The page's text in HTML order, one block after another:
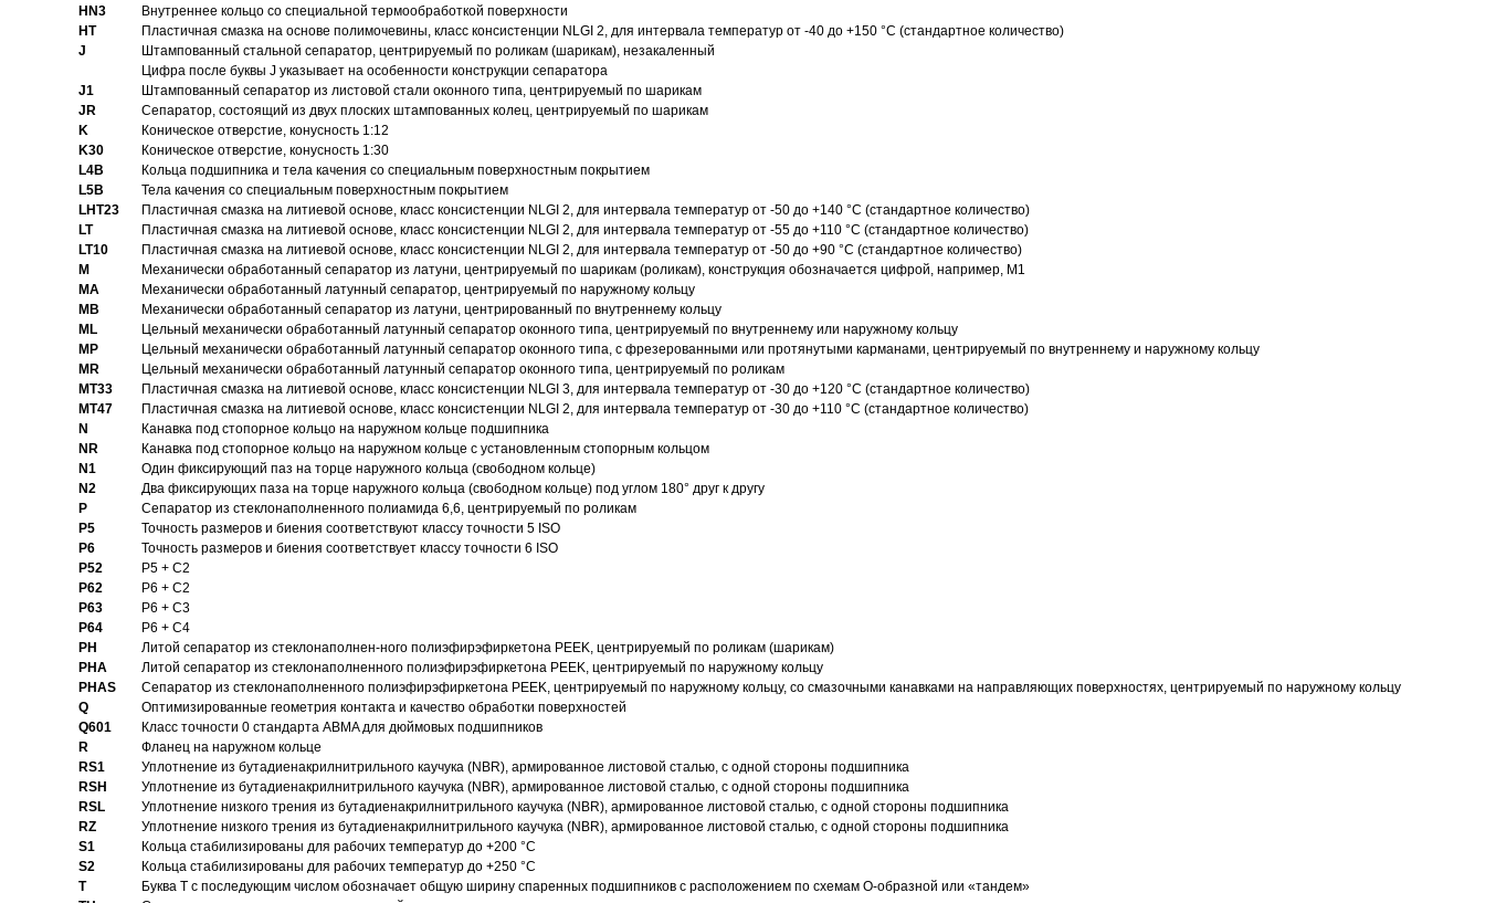
HN3
Внутреннее кольцо со специальной термообработкой поверхности
HT
Пластичная смазка на основе полимочевины, класс консистенции NLGI 2, для интервала температур от -40 до +150 °C (стандартное количество)
J
Штампованный стальной сепаратор, центрируемый по роликам (шарикам), незакаленный
Цифра после буквы J указывает на особенности конструкции сепаратора
J1
Штампованный сепаратор из листовой стали оконного типа, центрируемый по шарикам
JR
Сепаратор, состоящий из двух плоских штампованных колец, центрируемый по шарикам
K
Коническое отверстие, конусность 1:12
K30
Коническое отверстие, конусность 1:30
L4B
Кольца подшипника и тела качения со специальным поверхностным покрытием
L5B
Тела качения со специальным поверхностным покрытием
LHT23
Пластичная смазка на литиевой основе, класс консистенции NLGI 2, для интервала температур от -50 до +140 °C (стандартное количество)
LT
Пластичная смазка на литиевой основе, класс консистенции NLGI 2, для интервала температур от -55 до +110 °C (стандартное количество)
LT10
Пластичная смазка на литиевой основе, класс консистенции NLGI 2, для интервала температур от -50 до +90 °C (стандартное количество)
M
Механически обработанный сепаратор из латуни, центрируемый по шарикам (роликам), конструкция обозначается цифрой, например, M1
MA
Механически обработанный латунный сепаратор, центрируемый по наружному кольцу
MB
Механически обработанный сепаратор из латуни, центрированный по внутреннему кольцу
ML
Цельный механически обработанный латунный сепаратор оконного типа, центрируемый по внутреннему или наружному кольцу
MP
Цельный механически обработанный латунный сепаратор оконного типа, с фрезерованными или протянутыми карманами, центрируемый по внутреннему и наружному кольцу
MR
Цельный механически обработанный латунный сепаратор оконного типа, центрируемый по роликам
MT33
Пластичная смазка на литиевой основе, класс консистенции NLGI 3, для интервала температур от -30 до +120 °C (стандартное количество)
MT47
Пластичная смазка на литиевой основе, класс консистенции NLGI 2, для интервала температур от -30 до +110 °C (стандартное количество)
N
Канавка под стопорное кольцо на наружном кольце подшипника
NR
Канавка под стопорное кольцо на наружном кольце с установленным стопорным кольцом
N1
Один фиксирующий паз на торце наружного кольца (свободном кольце)
N2
Два фиксирующих паза на торце наружного кольца (свободном кольце) под углом 180° друг к другу
P
Cепаратор из стеклонаполненного полиамида 6,6, центрируемый по роликам
P5
Точность размеров и биения соответствуют классу точности 5 ISO
P6
Точность размеров и биения соответствует классу точности 6 ISO
P52
P5 + C2
P62
P6 + C2
P63
P6 + C3
P64
P6 + C4
PH
Литой сепаратор из стеклонаполнен-ного полиэфирэфиркетона PEEK, центрируемый по роликам (шарикам)
PHA
Литой сепаратор из стеклонаполненного полиэфирэфиркетона PEEK, центрируемый по наружному кольцу
PHAS
Сепаратор из стеклонаполненного полиэфирэфиркетона PEEK, центрируемый по наружному кольцу, со смазочными канавками на направляющих поверхностях, центрируемый по наружному кольцу
Q
Оптимизированные геометрия контакта и качество обработки поверхностей
Q601
Класс точности 0 стандарта ABMA для дюймовых подшипников
R
Фланец на наружном кольце
RS1
Уплотнение из бутадиенакрилнитрильного каучука (NBR), армированное листовой сталью, с одной стороны подшипника
RSH
Уплотнение из бутадиенакрилнитрильного каучука (NBR), армированное листовой сталью, с одной стороны подшипника
RSL
Уплотнение низкого трения из бутадиенакрилнитрильного каучука (NBR), армированное листовой сталью, с одной стороны подшипника
RZ
Уплотнение низкого трения из бутадиенакрилнитрильного каучука (NBR), армированное листовой сталью, с одной стороны подшипника
S1
Кольца стабилизированы для рабочих температур до +200 °C
S2
Кольца стабилизированы для рабочих температур до +250 °C
T
Буква T с последующим числом обозначает общую ширину спаренных подшипников с расположением по схемам О-образной или «тандем»